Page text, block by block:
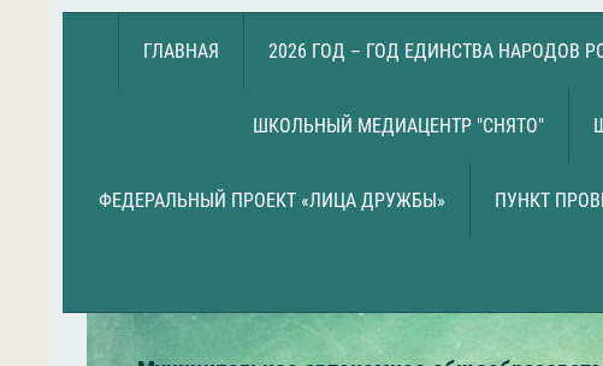
ГЛАВНАЯ 2026 ГОД – ГОД ЕДИНСТВА НАРОДОВ
ШКОЛЬНЫЙ МЕДИАЦЕНТР "СНЯТО"
ФЕДЕРАЛЬНЫЙ ПРОЕКТ «ЛИЦА ДРУЖБЫ» ПУНКТ